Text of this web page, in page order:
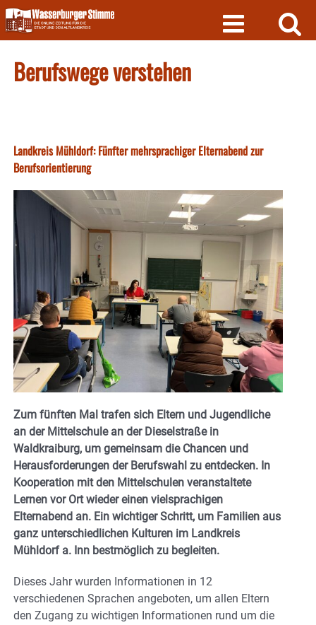
Skip
to
content
Berufswege verstehen
Landkreis Mühldorf: Fünfter mehrsprachiger Elternabend zur
Berufsorientierung
Zum fünften Mal trafen sich Eltern und Jugendliche
an der Mittelschule an der Dieselstraße in
Waldkraiburg, um gemeinsam die Chancen und
Herausforderungen der Berufswahl zu entdecken. In
Kooperation mit den Mittelschulen veranstaltete
Lernen vor Ort wieder einen vielsprachigen
Elternabend an. Ein wichtiger Schritt, um Familien aus
ganz unterschiedlichen Kulturen im Landkreis
Mühldorf a. Inn bestmöglich zu begleiten.
Dieses Jahr wurden Informationen in 12
verschiedenen Sprachen angeboten, um allen Eltern
den Zugang zu wichtigen Informationen rund um die